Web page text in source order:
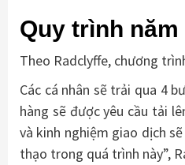
Quy trình năm
Theo Radclyffe, chương
Các cá nhân sẽ trải qua 4
hàng sẽ được yêu cầu tải
và kinh nghiệm giao dịch
thạo trong quá trình này”,